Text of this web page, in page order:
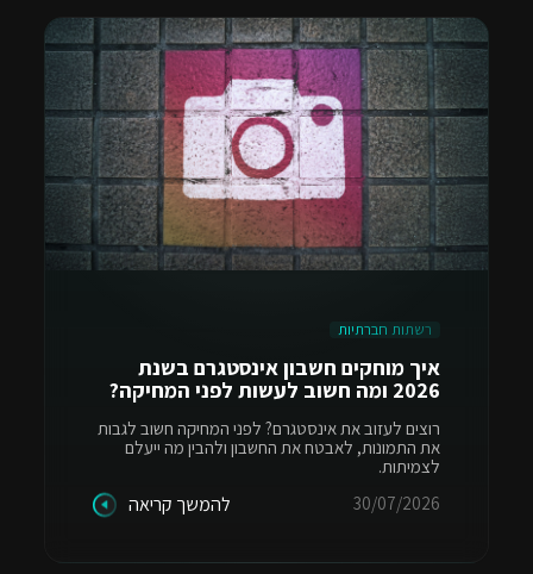
רשתות חברתיות
איך מוחקים חשבון אינסטגרם בשנת
2026 ומה חשוב לעשות לפני המחיקה?
רוצים לעזוב את אינסטגרם? לפני המחיקה חשוב לגבות
את התמונות, לאבטח את החשבון ולהבין מה ייעלם
לצמיתות.
30/07/2026
להמשך קריאה